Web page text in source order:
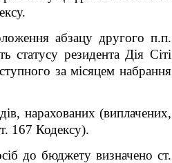
абзацу другого п.п.
статусу резидента Дія Сіті
за місяцем набрання
нарахованих (виплачених,
167 Кодексу).
до бюджету визначено ст.